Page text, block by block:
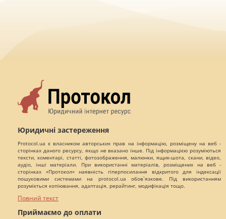
Юридичні застереження
Protocol.ua є власником авторських прав на інформацію, розміщену на веб -
сторінках даного ресурсу, якщо не вказано інше. Під інформацією розуміються
тексти, коментарі, статті, фотозображення, малюнки, ящик-шота, скани, відео,
аудіо, інші матеріали. При використанні матеріалів, розміщених на веб -
сторінках «Протокол» наявність гіперпосилання відкритого для індексації
пошуковими системами на protocol.ua обов`язкове. Під використанням
розуміється копіювання, адаптація, рерайтинг, модифікація тощо.
Повний текст
Приймаємо до оплати